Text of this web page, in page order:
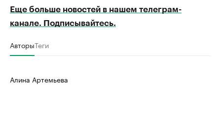
Еще больше новостей в нашем телеграм-
канале. Подписывайтесь.
АвторыТеги
Алина Артемьева